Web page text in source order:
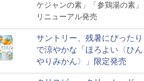
ケジャンの素」「参鶏湯の素」
リニューアル発売
サントリー、残暑にぴったり
で涼やかな「ほろよい〈ひん
やりみかん〉」限定発売